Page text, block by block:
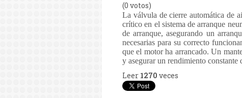
(0 votos)
La válvula de cierre automática de
crítico en el sistema de arranque
de arranque, asegurando un
necesarias para su correcto
que el motor ha arrancado. Un
y asegurar un rendimiento constante
Leer 1270 veces